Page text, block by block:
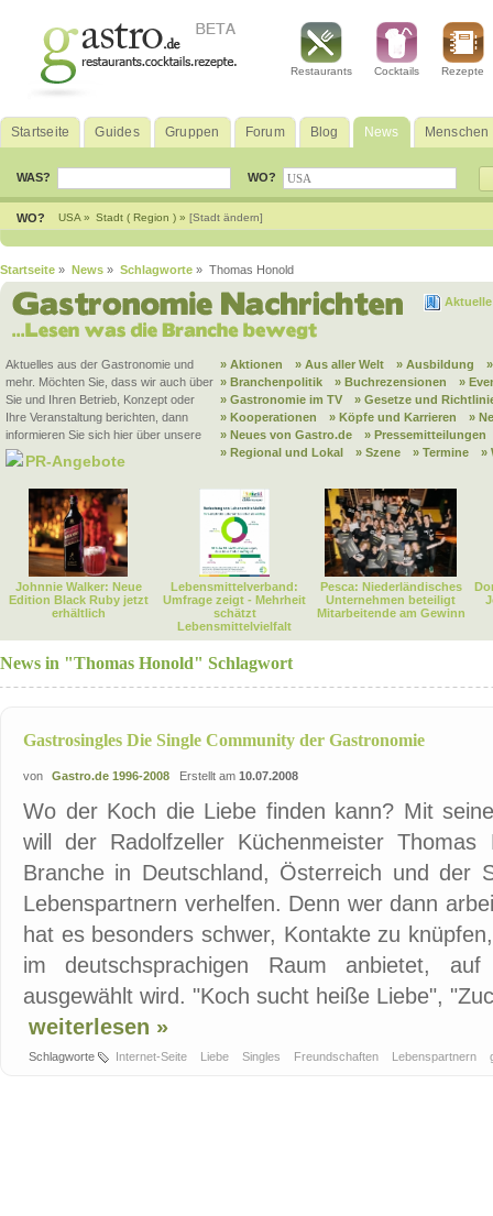
Restaurants Cocktails Rezepte
Startseite Guides Gruppen Forum Blog News Menschen
WAS? WO?
WO? USA » Stadt ( Region ) » [Stadt ändern]
Startseite » News » Schlagworte » Thomas Honold
Aktuelles aus der Gastronomie und
mehr. Möchten Sie, dass wir auch über
Sie und Ihren Betrieb, Konzept oder
Ihre Veranstaltung berichten, dann
informieren Sie sich hier über unsere
PR-Angebote
» Aktionen » Aus aller Welt » Ausbildung
» Branchenpolitik
» Buchrezensionen
»
» Gastronomie im TV
» Gesetze und
» Kooperationen
» Köpfe und Karrieren
»
» Neues von Gastro.de
» Pressemitteilungen
» Regional und Lokal
» Szene » Termine »
Johnnie Walker: Neue
Edition Black Ruby jetzt
erhältlich
Lebensmittelverband:
Umfrage zeigt - Mehrheit
schätzt
Lebensmittelvielfalt
Pesca: Niederländisches
Unternehmen beteiligt
Mitarbeitende am Gewinn
News in "Thomas Honold" Schlagwort
Gastrosingles Die Single Community der Gastronomie
von Gastro.de 1996-2008 Erstellt am 10.07.2008
Wo der Koch die Liebe finden kann? Mit
will der Radolfzeller Küchenmeister
Branche in Deutschland, Österreich und der
Lebenspartnern verhelfen. Denn wer dann
hat es besonders schwer, Kontakte zu
im deutschsprachigen Raum anbietet,
ausgewählt wird. "Koch sucht heiße Liebe",
weiterlesen »
Schlagworte Internet-Seite Liebe Singles Freundschaften Lebenspartnern